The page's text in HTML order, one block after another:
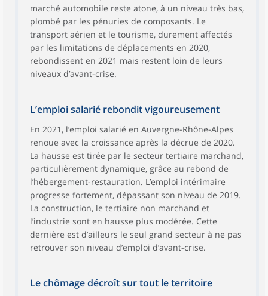
marché automobile reste atone, à un niveau très bas,
plombé par les pénuries de composants. Le
transport aérien et le tourisme, durement affectés
par les limitations de déplacements en 2020,
rebondissent en 2021 mais restent loin de leurs
niveaux d’avant-crise.
L’emploi salarié rebondit vigoureusement
En 2021, l’emploi salarié en Auvergne-Rhône-Alpes
renoue avec la croissance après la décrue de 2020.
La hausse est tirée par le secteur tertiaire marchand,
particulièrement dynamique, grâce au rebond de
l’hébergement-restauration. L’emploi intérimaire
progresse fortement, dépassant son niveau de 2019.
La construction, le tertiaire non marchand et
l’industrie sont en hausse plus modérée. Cette
dernière est d’ailleurs le seul grand secteur à ne pas
retrouver son niveau d’emploi d’avant-crise.
Le chômage décroît sur tout le territoire